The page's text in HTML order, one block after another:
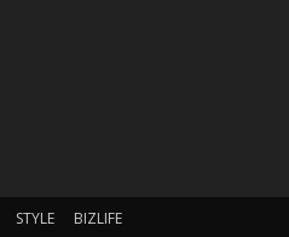
STYLE BIZLIFE